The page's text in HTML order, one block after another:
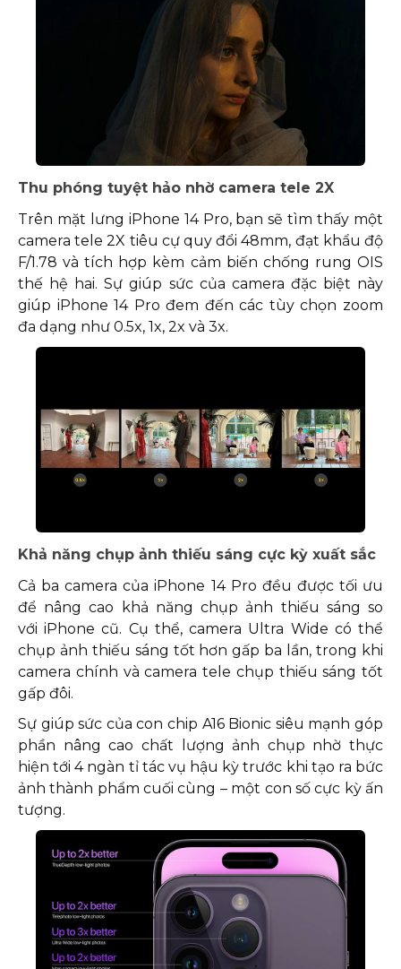
Thu phóng tuyệt hảo nhờ camera tele 2X
Trên mặt lưng iPhone 14 Pro, bạn sẽ tìm thấy một
camera tele 2X tiêu cự quy đổi 48mm, đạt khẩu độ
F/1.78 và tích hợp kèm cảm biến chống rung OIS
thế hệ hai. Sự giúp sức của camera đặc biệt này
giúp iPhone 14 Pro đem đến các tùy chọn zoom
đa dạng như 0.5x, 1x, 2x và 3x.
Khả năng chụp ảnh thiếu sáng cực kỳ xuất sắc
Cả ba camera của iPhone 14 Pro đều được tối ưu
để nâng cao khả năng chụp ảnh thiếu sáng so
với iPhone cũ. Cụ thể, camera Ultra Wide có thể
chụp ảnh thiếu sáng tốt hơn gấp ba lần, trong khi
camera chính và camera tele chụp thiếu sáng tốt
gấp đôi.
Sự giúp sức của con chip A16 Bionic siêu mạnh góp
phần nâng cao chất lượng ảnh chụp nhờ thực
hiện tới 4 ngàn tỉ tác vụ hậu kỳ trước khi tạo ra bức
ảnh thành phẩm cuối cùng – một con số cực kỳ ấn
tượng.